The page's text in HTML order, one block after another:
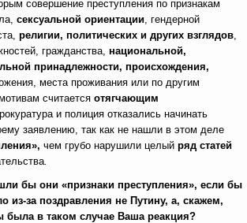
совершение преступления по признакам
сексуальной ориентации, гендерной
религии, политических и других взглядов,
гражданства, национальной,
принадлежности, происхождения,
места проживания или по другим
считается отягчающим
и полиция отказались начинать
заявлению, так как не нашли в этом деле
чем грубо нарушили целый ряд статей
.
бы они «признаки преступления», если бы
из-за поздравления не Путину, а, скажем,
была в таком случае Ваша реакция?